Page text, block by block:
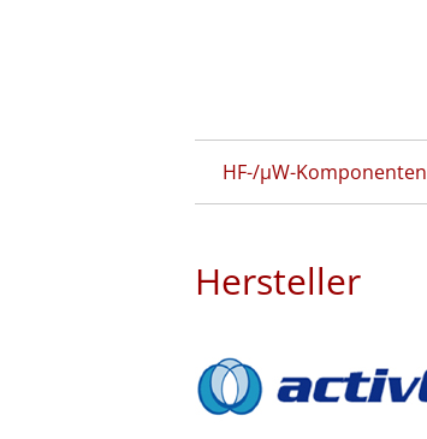
HF-/µW-Komponenten
Hersteller